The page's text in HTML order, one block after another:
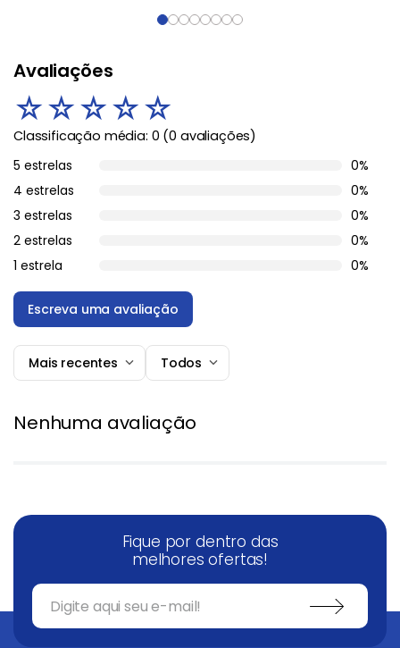
Avaliações
☆☆☆☆☆
Classificação média: 0 (0 avaliações)
5 estrelas
0%
4 estrelas
0%
3 estrelas
0%
2 estrelas
0%
1 estrela
0%
Escreva uma avaliação
Título
★★★★★
Endereço de email
Mais recentes Todos
Nenhuma avaliação
Fique por dentro das
melhores ofertas!